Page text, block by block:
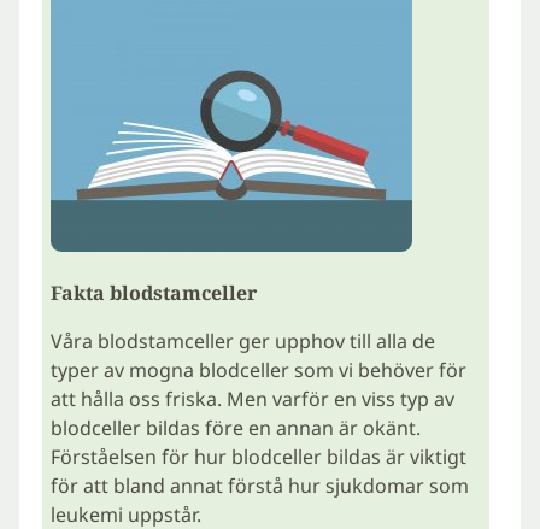
Fakta blodstamceller
Våra blodstamceller ger upphov till alla de
typer av mogna blodceller som vi behöver för
att hålla oss friska. Men varför en viss typ av
blodceller bildas före en annan är okänt.
Förståelsen för hur blodceller bildas är viktigt
för att bland annat förstå hur sjukdomar som
leukemi uppstår.